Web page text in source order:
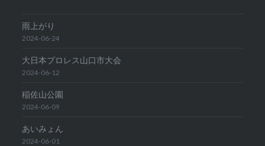
雨上がり
2024-06-24
大日本プロレス山口市大会
2024-06-12
稲佐山公園
2024-06-09
あいみょん
2024-06-01